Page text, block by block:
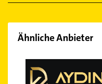
Ähnliche Anbieter